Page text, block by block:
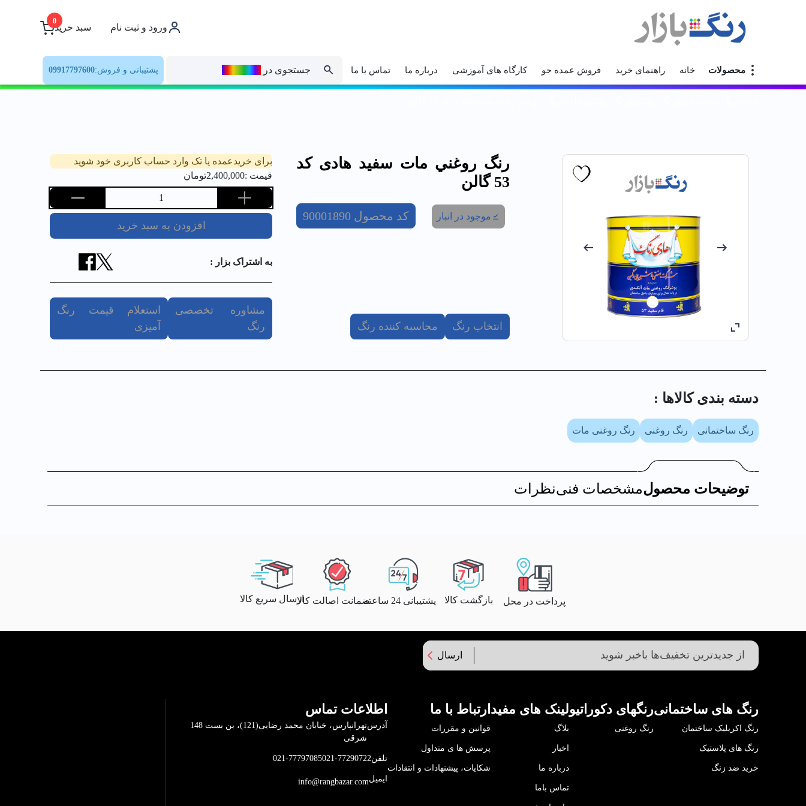
ورود و ثبت نام سبد خرید
0
محصولات خانه راهنمای خرید فروش عمده جو کارگاه های آموزشی درباره ما تماس با ما جستجوی در پشتیبانی و فروش:09917797600
رنگ روغني مات سفيد هادی کد
53 گالن
موجود در انبار کد محصول 90001890
انتخاب رنگ محاسبه کننده رنگ
برای خریدعمده یا تک وارد حساب کاربری خود شوید
قیمت :2,400,000تومان
1
افزودن به سبد خرید
به اشتراک بزار :
مشاوره تخصصی
رنگ
استعلام قیمت رنگ
آمیزی
دسته بندی کالا‌ها :
رنگ ساختمانی رنگ روغنی رنگ روغنی مات
توضیحات محصولمشخصات فنینظرات
پرداخت در محل بازگشت کالا پشتیبانی 24 ساعته ضمانت اصالت کالاارسال سریع کالا
ارسال
رنگ های ساختمانی
رنگ اکریلیک ساختمان
رنگ های پلاستیک
خرید ضد زنگ
رنگهای دکوراتیو
رنگ روغنی
لینک های مفید
بلاگ
اخبار
درباره ما
تماس باما
ارتباط با ما
قوانین و مقررات
پرسش ها ی متداول
شکایات، پیشنهادات و انتقادات
اطلاعات تماس
آدرس
تهرانپارس، خیابان محمد رضایی(121)، بن بست 148
شرقی
تلفن021-77290722
021-77797085
ایمیلinfo@rangbazar.com